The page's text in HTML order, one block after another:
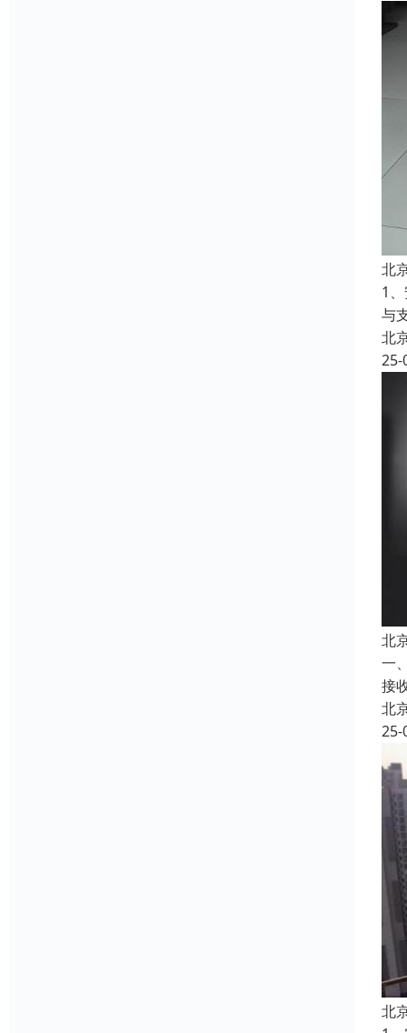
北
1
与
北
25-
北
一
接
北
25-
北